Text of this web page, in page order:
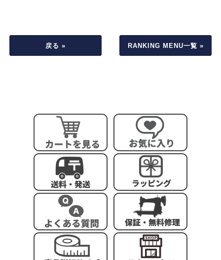
戻る » RANKING MENU一覧 »